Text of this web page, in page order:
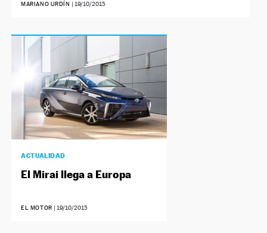
MARIANO URDÍN | 19/10/2015
ACTUALIDAD
El Mirai llega a Europa
EL MOTOR | 19/10/2015